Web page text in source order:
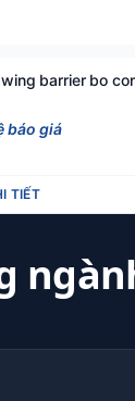
barrier bo
báo giá
TIẾT